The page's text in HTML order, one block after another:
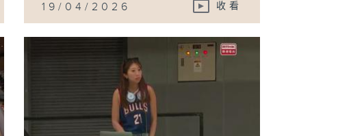
19/04/2026 收看